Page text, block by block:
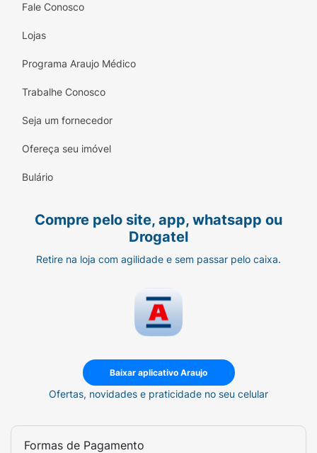
Fale Conosco
Lojas
Programa Araujo Médico
Trabalhe Conosco
Seja um fornecedor
Ofereça seu imóvel
Bulário
Compre pelo site, app, whatsapp ou
Drogatel
Retire na loja com agilidade e sem passar pelo caixa.
Baixar aplicativo Araujo
Ofertas, novidades e praticidade no seu celular
Formas de Pagamento